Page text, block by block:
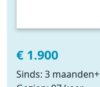
€ 1.900
Sinds: 3 maanden+